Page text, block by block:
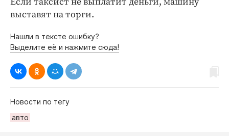
выставят на торги.
Нашли в тексте ошибку?
Выделите её и нажмите сюда!
Новости по тегу
авто